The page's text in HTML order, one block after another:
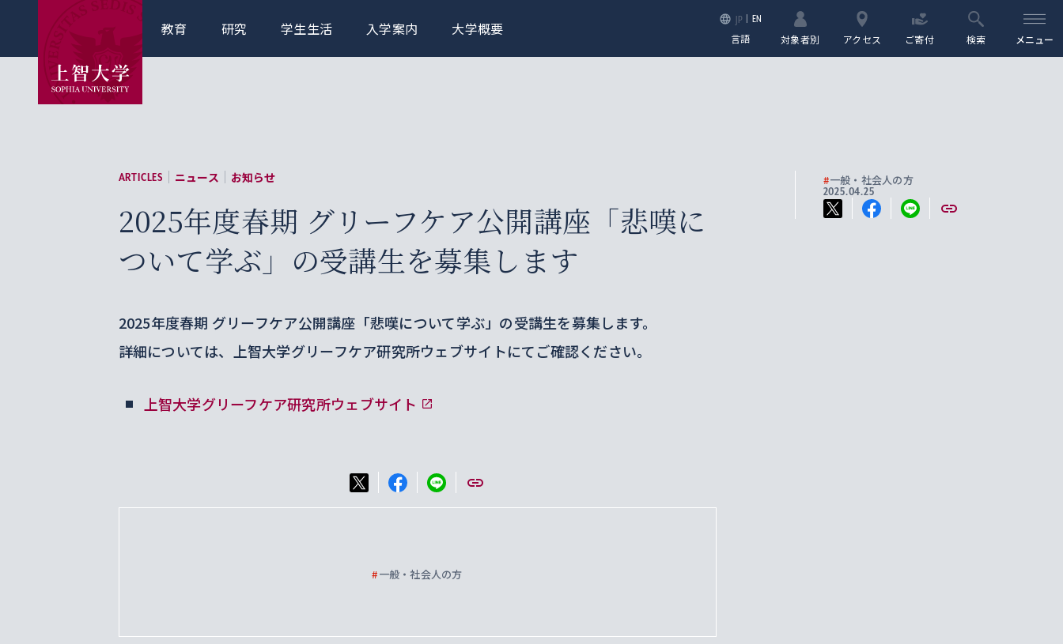
教育 研究 学生生活 入学案内 大学概要 JP EN
言語 対象者別 アクセス ご寄付 検索 メニュー
ARTICLES ニュース お知らせ
2025年度春期 グリーフケア公開講座「悲嘆に
ついて学ぶ」の受講生を募集します
#一般・社会人の方
2025.04.25
2025年度春期 グリーフケア公開講座「悲嘆について学ぶ」の受講生を募集します。
詳細については、上智大学グリーフケア研究所ウェブサイトにてご確認ください。
上智大学グリーフケア研究所ウェブサイト
#一般・社会人の方